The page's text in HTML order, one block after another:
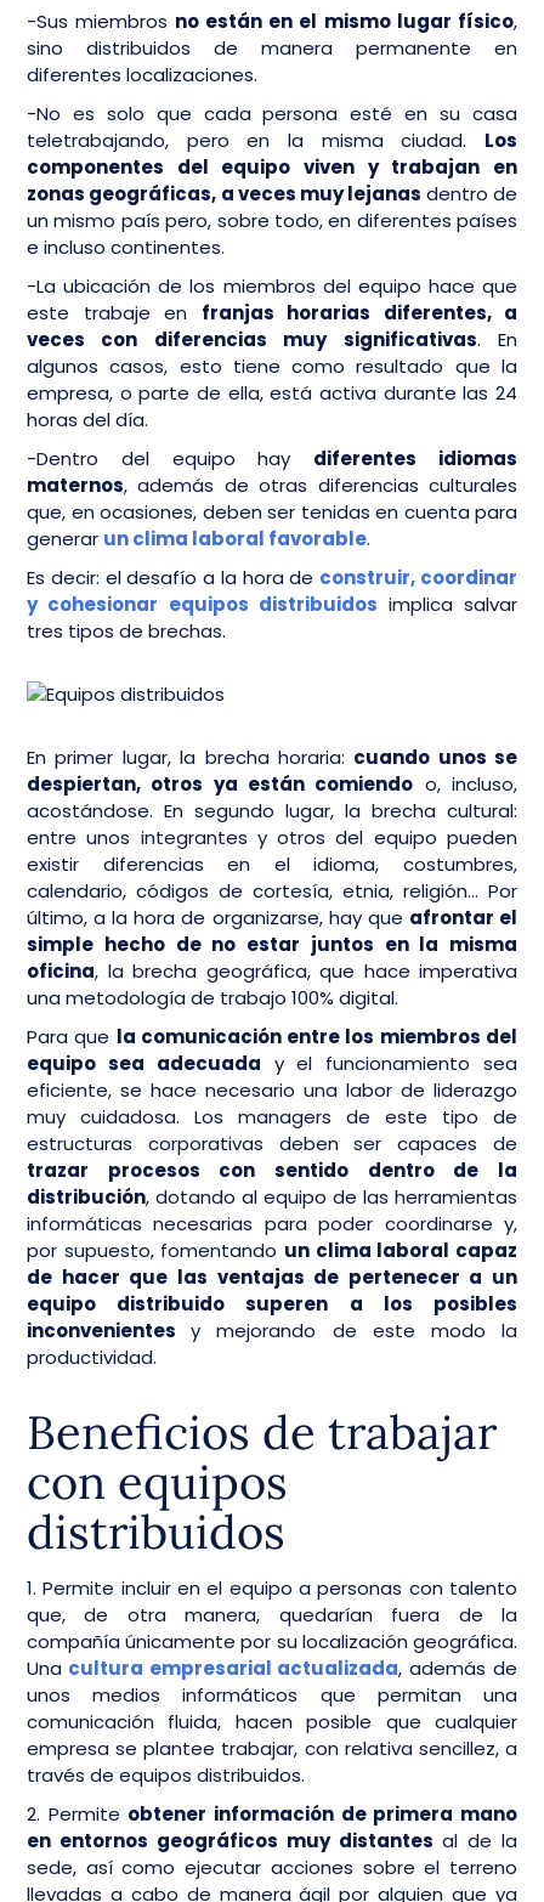
-Sus miembros no están en el mismo lugar físico,
sino distribuidos de manera permanente en
diferentes localizaciones.
-No es solo que cada persona esté en su casa
teletrabajando, pero en la misma ciudad. Los
componentes del equipo viven y trabajan en
zonas geográficas, a veces muy lejanas dentro de
un mismo país pero, sobre todo, en diferentes países
e incluso continentes.
-La ubicación de los miembros del equipo hace que
este trabaje en franjas horarias diferentes, a
veces con diferencias muy significativas. En
algunos casos, esto tiene como resultado que la
empresa, o parte de ella, está activa durante las 24
horas del día.
-Dentro del equipo hay diferentes idiomas
maternos, además de otras diferencias culturales
que, en ocasiones, deben ser tenidas en cuenta para
generar un clima laboral favorable.
Es decir: el desafío a la hora de construir, coordinar
y cohesionar equipos distribuidos implica salvar
tres tipos de brechas.
En primer lugar, la brecha horaria: cuando unos se
despiertan, otros ya están comiendo o, incluso,
acostándose. En segundo lugar, la brecha cultural:
entre unos integrantes y otros del equipo pueden
existir diferencias en el idioma, costumbres,
calendario, códigos de cortesía, etnia, religión… Por
último, a la hora de organizarse, hay que afrontar el
simple hecho de no estar juntos en la misma
oficina, la brecha geográfica, que hace imperativa
una metodología de trabajo 100% digital.
Para que la comunicación entre los miembros del
equipo sea adecuada y el funcionamiento sea
eficiente, se hace necesario una labor de liderazgo
muy cuidadosa. Los managers de este tipo de
estructuras corporativas deben ser capaces de
trazar procesos con sentido dentro de la
distribución, dotando al equipo de las herramientas
informáticas necesarias para poder coordinarse y,
por supuesto, fomentando un clima laboral capaz
de hacer que las ventajas de pertenecer a un
equipo distribuido superen a los posibles
inconvenientesy mejorando de este modo la
productividad.
Beneficios de trabajar
con equipos
distribuidos
1. Permite incluir en el equipo a personas con talento
que, de otra manera, quedarían fuera de la
compañía únicamente por su localización geográfica.
Una cultura empresarial actualizada, además de
unos medios informáticos que permitan una
comunicación fluida, hacen posible que cualquier
empresa se plantee trabajar, con relativa sencillez, a
través de equipos distribuidos.
2. Permite obtener información de primera mano
en entornos geográficos muy distantes al de la
sede, así como ejecutar acciones sobre el terreno
llevadas a cabo de manera ágil por alguien que ya